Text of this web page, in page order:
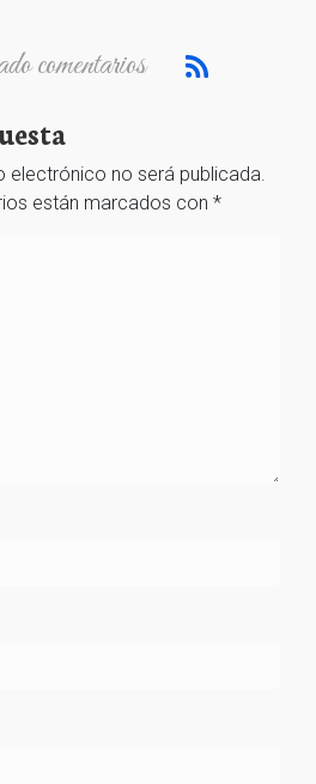
comentarios
electrónico no será publicada.
están marcados con *